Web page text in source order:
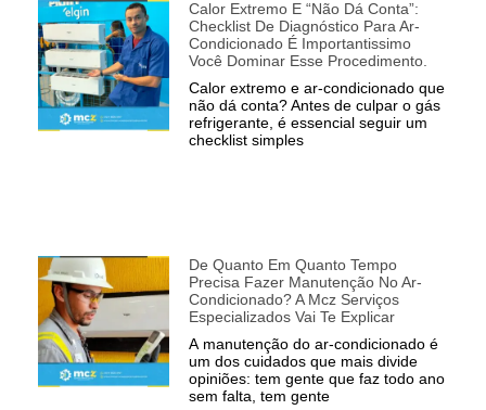
Calor Extremo E “não Dá Conta”:
Checklist De Diagnóstico Para Ar-
Condicionado É Importantissimo
Você Dominar Esse Procedimento.
Calor extremo e ar-condicionado que
não dá conta? Antes de culpar o gás
refrigerante, é essencial seguir um
checklist simples
De Quanto Em Quanto Tempo
Precisa Fazer Manutenção No Ar-
Condicionado? A Mcz Serviços
Especializados Vai Te Explicar
A manutenção do ar-condicionado é
um dos cuidados que mais divide
opiniões: tem gente que faz todo ano
sem falta, tem gente